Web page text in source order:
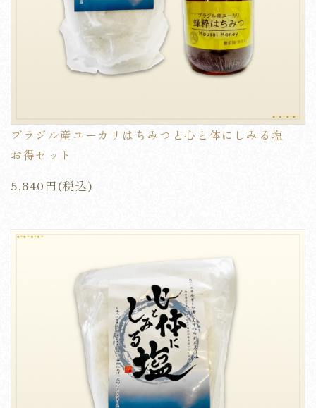
ブラジル産ユーカリはちみつと心と体にしみる塩
お得セット
5,840円(税込)